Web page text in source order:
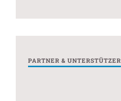
PARTNER & UNTERSTÜTZER